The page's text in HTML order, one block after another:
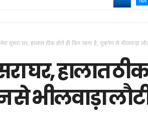
दूसरा घर, हालात ठीक होते ही फिर जाना है, यूक्रेन से भीलवाड़ा
घर, हालात
से भीलवाड़ा